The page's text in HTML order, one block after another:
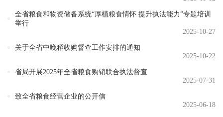
全省粮食和物资储备系统“厚植粮食情怀 提升执法能力”专题培训
举行
2025-10-27
关于全省中晚稻收购督查工作安排的通知
2025-10-22
省局开展2025年全省粮食购销联合执法督查
2025-07-31
致全省粮食经营企业的公开信
2025-06-18